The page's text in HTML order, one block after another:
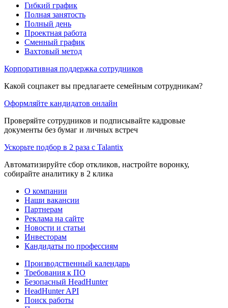
Гибкий график
Полная занятость
Полный день
Проектная работа
Сменный график
Вахтовый метод
Корпоративная поддержка сотрудников
Какой соцпакет вы предлагаете семейным сотрудникам?
Оформляйте кандидатов онлайн
Проверяйте сотрудников и подписывайте кадровые
документы без бумаг и личных встреч
Ускорьте подбор в 2 раза с Talantix
Автоматизируйте сбор откликов, настройте воронку,
собирайте аналитику в 2 клика
О компании
Наши вакансии
Партнерам
Реклама на сайте
Новости и статьи
Инвесторам
Кандидаты по профессиям
Производственный календарь
Требования к ПО
Безопасный HeadHunter
HeadHunter API
Поиск работы